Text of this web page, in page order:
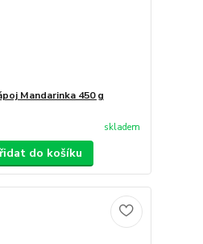
Mandarinka 450 g
skladem
do košíku